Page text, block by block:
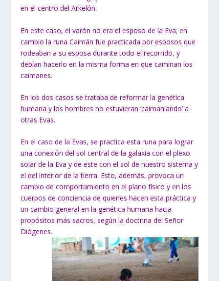
en el centro del Arkelón.
En este caso, el varón no era el esposo de la Eva; en
cambio la runa Caimán fue practicada por esposos que
rodeaban a su esposa durante todo el recorrido, y
debían hacerlo en la misma forma en que caminan los
caimanes.
En los dos casos se trataba de reformar la genética
humana y los hombres no estuvieran ‘caimaniando’ a
otras Evas.
En el caso de la Evas, se practica esta runa para lograr
una conexión del sol central de la galaxia con el plexo
solar de la Eva y de este con el sol de nuestro sistema y
el del interior de la tierra. Esto, además, provoca un
cambio de comportamiento en el plano físico y en los
cuerpos de conciencia de quienes hacen esta práctica y
un cambio general en la genética humana hacia
propósitos más sacros, según la doctrina del Señor
Diógenes.